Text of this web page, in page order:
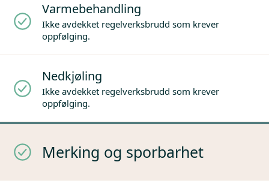
Varmebehandling
Ikke avdekket regelverksbrudd som krever
oppfølging.
Nedkjøling
Ikke avdekket regelverksbrudd som krever
oppfølging.
Merking og sporbarhet